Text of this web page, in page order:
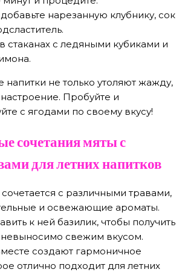
нарезанную клубнику, сок
стаканах с ледяными кубиками и
не только утоляют жажду,
Пробуйте и
с ягодами по своему вкусу!
сочетания мяты с
для летних напитков
с различными травами,
и освежающие ароматы.
к ней базилик, чтобы получить
невыносимо свежим вкусом.
создают гармоничное
отлично подходит для летних